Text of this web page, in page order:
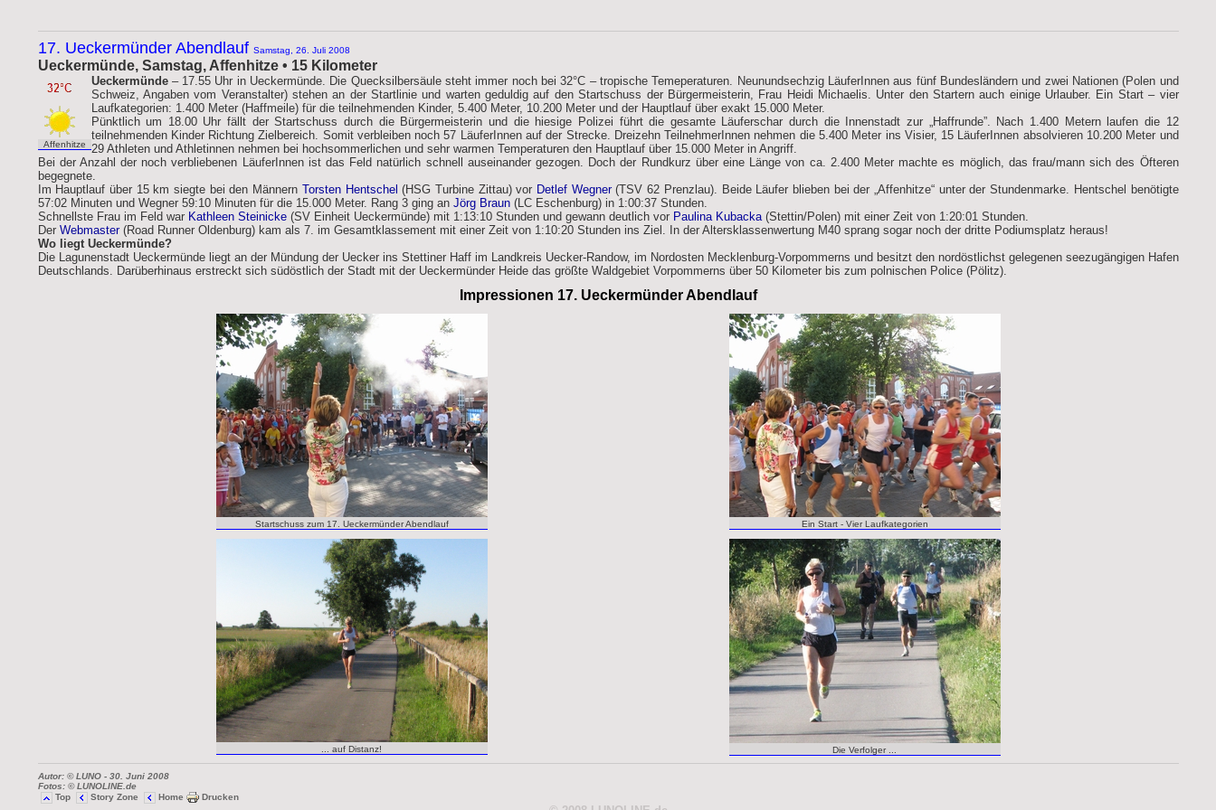
17. Ueckermünder Abendlauf Samstag, 26. Juli 2008
Ueckermünde, Samstag, Affenhitze • 15 Kilometer
Affenhitze
Ueckermünde – 17.55 Uhr in Ueckermünde. Die Quecksilbersäule steht immer noch bei 32°C – tropische Temeperaturen. Neunundsechzig LäuferInnen aus fünf Bundesländern und zwei Nationen (Polen und
Schweiz, Angaben vom Veranstalter) stehen an der Startlinie und warten geduldig auf den Startschuss der Bürgermeisterin, Frau Heidi Michaelis. Unter den Startern auch einige Urlauber. Ein Start – vier
Laufkategorien: 1.400 Meter (Haffmeile) für die teilnehmenden Kinder, 5.400 Meter, 10.200 Meter und der Hauptlauf über exakt 15.000 Meter.
Pünktlich um 18.00 Uhr fällt der Startschuss durch die Bürgermeisterin und die hiesige Polizei führt die gesamte Läuferschar durch die Innenstadt zur „Haffrunde”. Nach 1.400 Metern laufen die 12
teilnehmenden Kinder Richtung Zielbereich. Somit verbleiben noch 57 LäuferInnen auf der Strecke. Dreizehn TeilnehmerInnen nehmen die 5.400 Meter ins Visier, 15 LäuferInnen absolvieren 10.200 Meter und
29 Athleten und Athletinnen nehmen bei hochsommerlichen und sehr warmen Temperaturen den Hauptlauf über 15.000 Meter in Angriff.
Bei der Anzahl der noch verbliebenen LäuferInnen ist das Feld natürlich schnell auseinander gezogen. Doch der Rundkurz über eine Länge von ca. 2.400 Meter machte es möglich, das frau/mann sich des Öfteren
begegnete.
Im Hauptlauf über 15 km siegte bei den Männern Torsten Hentschel (HSG Turbine Zittau) vor Detlef Wegner(TSV 62 Prenzlau). Beide Läufer blieben bei der „Affenhitze“ unter der Stundenmarke. Hentschel benötigte
57:02 Minuten und Wegner 59:10 Minuten für die 15.000 Meter. Rang 3 ging an Jörg Braun(LC Eschenburg) in 1:00:37 Stunden.
Schnellste Frau im Feld war Kathleen Steinicke(SV Einheit Ueckermünde) mit 1:13:10 Stunden und gewann deutlich vor Paulina Kubacka (Stettin/Polen) mit einer Zeit von 1:20:01 Stunden.
Der Webmaster(Road Runner Oldenburg) kam als 7. im Gesamtklassement mit einer Zeit von 1:10:20 Stunden ins Ziel. In der Altersklassenwertung M40 sprang sogar noch der dritte Podiumsplatz heraus!
Wo liegt Ueckermünde?
Die Lagunenstadt Ueckermünde liegt an der Mündung der Uecker ins Stettiner Haff im Landkreis Uecker-Randow, im Nordosten Mecklenburg-Vorpommerns und besitzt den nordöstlichst gelegenen seezugängigen Hafen
Deutschlands. Darüberhinaus erstreckt sich südöstlich der Stadt mit der Ueckermünder Heide das größte Waldgebiet Vorpommerns über 50 Kilometer bis zum polnischen Police (Pölitz).
Impressionen 17. Ueckermünder Abendlauf
Startschuss zum 17. Ueckermünder Abendlauf Ein Start - Vier Laufkategorien
... auf Distanz! Die Verfolger ...
Autor: © LUNO- 30. Juni 2008
Fotos: © LUNOLINE.de
Top
Story Zone Home Drucken